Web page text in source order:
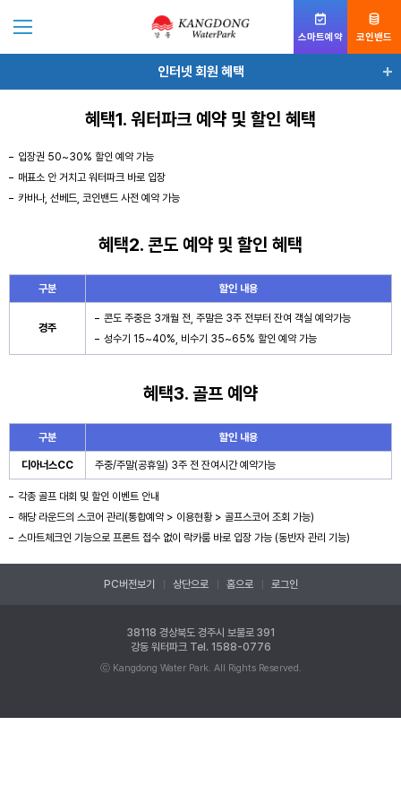
스마트예약 코인밴드
인터넷 회원 혜택
인터넷 회원 혜택
혜택1. 워터파크 예약 및 할인 혜택
입장권 50~30% 할인 예약 가능
매표소 안 거치고 워터파크 바로 입장
카바나, 선베드, 코인밴드 사전 예약 가능
혜택2. 콘도 예약 및 할인 혜택
구분 할인 내용
경주
콘도 주중은 3개월 전, 주말은 3주 전부터 잔여 객실 예약가능
성수기 15~40%, 비수기 35~65% 할인 예약 가능
혜택3. 골프 예약
구분 할인 내용
디아너스CC 주중/주말(공휴일) 3주 전 잔여시간 예약가능
각종 골프 대회 및 할인 이벤트 안내
해당 라운드의 스코어 관리(통합예약 > 이용현황 > 골프스코어 조회 가능)
스마트체크인 기능으로 프론트 접수 없이 락카룸 바로 입장 가능 (동반자 관리 기능)
PC버전보기 상단으로 홈으로 로그인
38118 경상북도 경주시 보불로 391
강동 워터파크 Tel. 1588-0776
ⓒ Kangdong Water Park. All Rights Reserved.